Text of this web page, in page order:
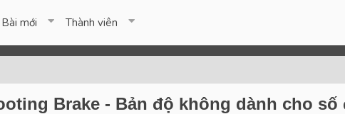
Bài mới Thành viên
Brake - Bản độ không dành cho số